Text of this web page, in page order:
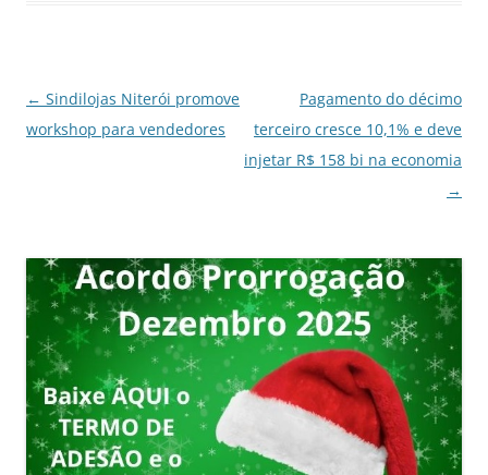
Navegação
de
← Sindilojas Niterói promove
workshop para vendedores
Pagamento do décimo
terceiro cresce 10,1% e deve
injetar R$ 158 bi na economia
→